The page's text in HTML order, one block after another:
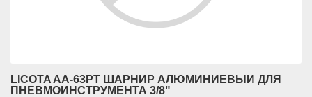
LICOTA AA-63PT ШАРНИР АЛЮМИНИЕВЫЙ ДЛЯ
ПНЕВМОИНСТРУМЕНТА 3/8"